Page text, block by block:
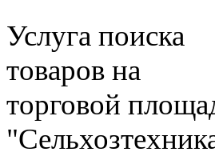
Услуга поиска
товаров на
торговой